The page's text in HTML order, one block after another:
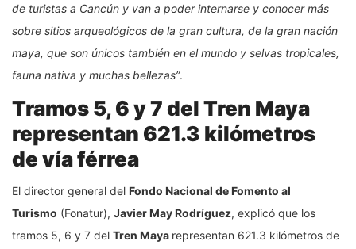
de turistas a Cancún y van a poder internarse y conocer más
sobre sitios arqueológicos de la gran cultura, de la gran nación
maya, que son únicos también en el mundo y selvas tropicales,
fauna nativa y muchas bellezas”.
Tramos 5, 6 y 7 del Tren Maya
representan 621.3 kilómetros
de vía férrea
El director general del Fondo Nacional de Fomento al
Turismo (Fonatur), Javier May Rodríguez, explicó que los
tramos 5, 6 y 7 del Tren Maya representan 621.3 kilómetros de